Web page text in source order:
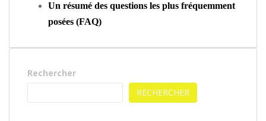
Un résumé des questions les plus fréquemment
posées (FAQ)
Rechercher
RECHERCHER